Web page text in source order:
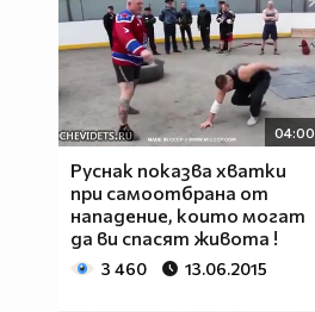
04:00
Руснак показва хватки
при самоотбрана от
нападение, които могат
да ви спасят живота !
3 460 13.06.2015